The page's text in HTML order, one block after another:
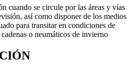
cuando se circule por las áreas y vías
así como disponer de los medios
para transitar en condiciones de
o neumáticos de invierno